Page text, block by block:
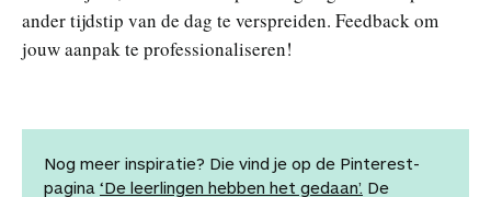
ander tijdstip van de dag te verspreiden. Feedback om
jouw aanpak te professionaliseren!
Nog meer inspiratie? Die vind je op de Pinterest-
pagina ‘De leerlingen hebben het gedaan’. De